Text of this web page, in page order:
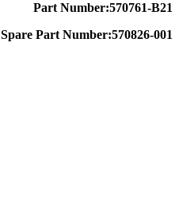
Part Number:570761-B21
Spare Part Number:570826-001